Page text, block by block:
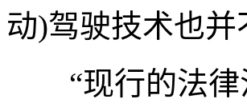
动)驾驶技术也并
“现行的法律